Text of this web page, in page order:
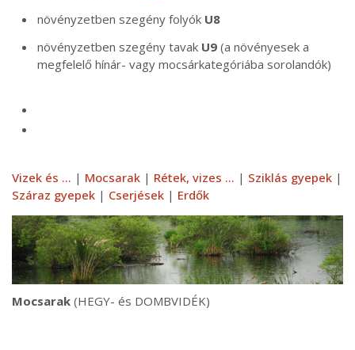
növényzetben szegény folyók U8
növényzetben szegény tavak U9(a növényesek a
megfelelő hínár- vagy mocsárkategóriába sorolandók)
Vizek és ... | Mocsarak | Rétek, vizes ... | Sziklás gyepek |
Száraz gyepek | Cserjések | Erdők
Mocsarak (HEGY- és DOMBVIDÉK)